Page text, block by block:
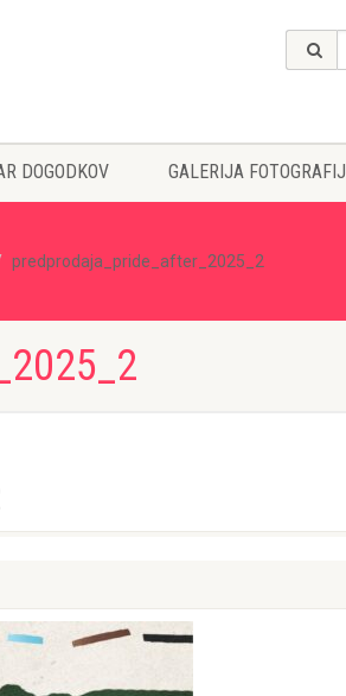
DOGODKOV GALERIJA FOTOGRAFIJ
predprodaja_pride_after_2025_2